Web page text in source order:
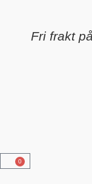
Fri frakt
0